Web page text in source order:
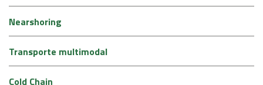
Nearshoring
Transporte multimodal
Cold Chain